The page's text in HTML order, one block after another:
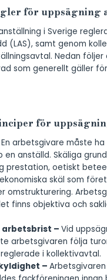
för uppsägning
i Sverige
(LAS), samt genom
Nedan följer
som generellt gäller
för
En arbetsgivare måste ha
anställd. Skäliga
prestation, oetiskt
skäl som
omstrukturering.
finns objektiva och
arbetsbrist –Vid
arbetsgivaren följa
i kollektivavtal.
–